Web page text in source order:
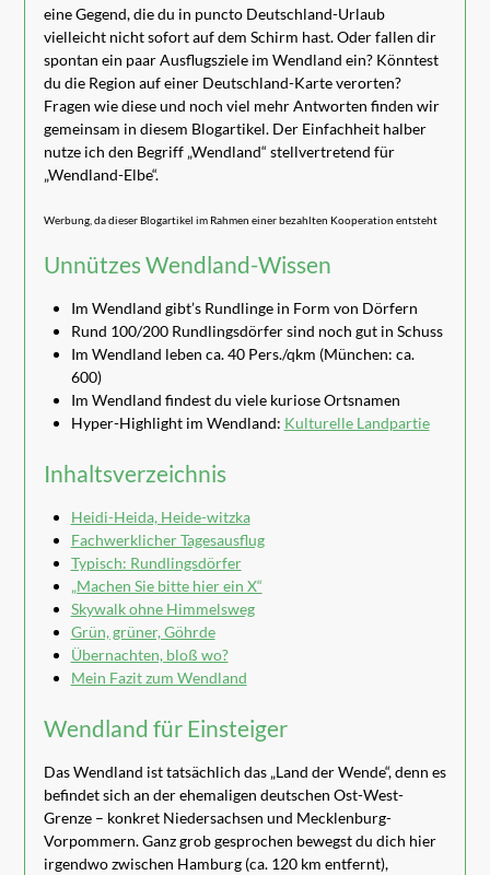
eine Gegend, die du in puncto Deutschland-Urlaub
vielleicht nicht sofort auf dem Schirm hast. Oder fallen dir
spontan ein paar Ausflugsziele im Wendland ein? Könntest
du die Region auf einer Deutschland-Karte verorten?
Fragen wie diese und noch viel mehr Antworten finden wir
gemeinsam in diesem Blogartikel. Der Einfachheit halber
nutze ich den Begriff „Wendland“ stellvertretend für
„Wendland-Elbe“.
Werbung, da dieser Blogartikel im Rahmen einer bezahlten Kooperation entsteht
Unnützes Wendland-Wissen
Im Wendland gibt’s Rundlinge in Form von Dörfern
Rund 100/200 Rundlingsdörfer sind noch gut in Schuss
Im Wendland leben ca. 40 Pers./qkm (München: ca.
600)
Im Wendland findest du viele kuriose Ortsnamen
Hyper-Highlight im Wendland: Kulturelle Landpartie
Inhaltsverzeichnis
Heidi-Heida, Heide-witzka
Fachwerklicher Tagesausflug
Typisch: Rundlingsdörfer
„Machen Sie bitte hier ein X“
Skywalk ohne Himmelsweg
Grün, grüner, Göhrde
Übernachten, bloß wo?
Mein Fazit zum Wendland
Wendland für Einsteiger
Das Wendland ist tatsächlich das „Land der Wende“, denn es
befindet sich an der ehemaligen deutschen Ost-West-
Grenze – konkret Niedersachsen und Mecklenburg-
Vorpommern. Ganz grob gesprochen bewegst du dich hier
irgendwo zwischen Hamburg (ca. 120 km entfernt),